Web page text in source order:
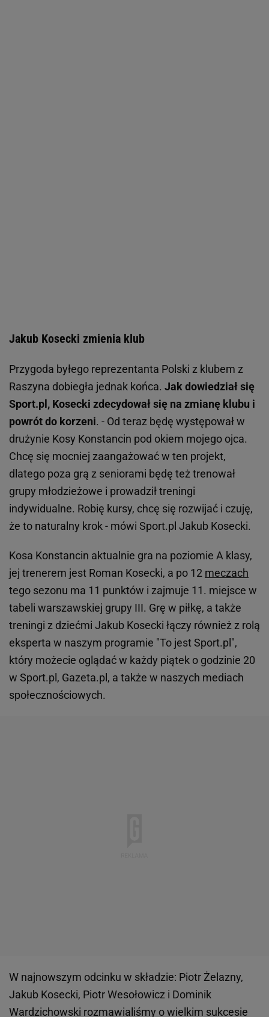
Jakub Kosecki zmienia klub
Przygoda byłego reprezentanta Polski z klubem z
Raszyna dobiegła jednak końca. Jak dowiedział się
Sport.pl, Kosecki zdecydował się na zmianę klubu i
powrót do korzeni. - Od teraz będę występował w
drużynie Kosy Konstancin pod okiem mojego ojca.
Chcę się mocniej zaangażować w ten projekt,
dlatego poza grą z seniorami będę też trenował
grupy młodzieżowe i prowadził treningi
indywidualne. Robię kursy, chcę się rozwijać i czuję,
że to naturalny krok - mówi Sport.pl Jakub Kosecki.
Kosa Konstancin aktualnie gra na poziomie A klasy,
jej trenerem jest Roman Kosecki, a po 12 meczach
tego sezonu ma 11 punktów i zajmuje 11. miejsce w
tabeli warszawskiej grupy III. Grę w piłkę, a także
treningi z dziećmi Jakub Kosecki łączy również z rolą
eksperta w naszym programie "To jest Sport.pl",
który możecie oglądać w każdy piątek o godzinie 20
w Sport.pl, Gazeta.pl, a także w naszych mediach
społecznościowych.
W najnowszym odcinku w składzie: Piotr Żelazny,
Jakub Kosecki, Piotr Wesołowicz i Dominik
Wardzichowski rozmawialiśmy o wielkim sukcesie